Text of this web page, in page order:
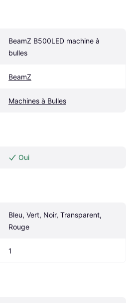
BeamZ B500LED machine à
bulles
BeamZ
Machines à Bulles
Oui
Bleu, Vert, Noir, Transparent,
Rouge
1